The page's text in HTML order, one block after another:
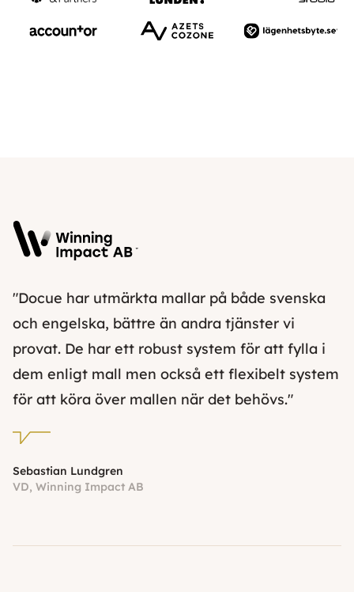
"Docue har utmärkta mallar på både svenska
och engelska, bättre än andra tjänster vi
provat. De har ett robust system för att fylla i
dem enligt mall men också ett flexibelt system
för att köra över mallen när det behövs."
Sebastian Lundgren
VD, Winning Impact AB